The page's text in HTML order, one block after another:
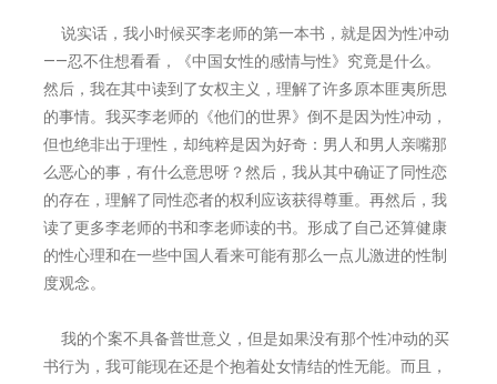
说实话，我小时候买李老师的第一本书，就是因为性冲动
——忍不住想看看，《中国女性的感情与性》究竟是什么。
然后，我在其中读到了女权主义，理解了许多原本匪夷所思
的事情。我买李老师的《他们的世界》倒不是因为性冲动，
但也绝非出于理性，却纯粹是因为好奇：男人和男人亲嘴那
么恶心的事，有什么意思呀？然后，我从其中确证了同性恋
的存在，理解了同性恋者的权利应该获得尊重。再然后，我
读了更多李老师的书和李老师读的书。形成了自己还算健康
的性心理和在一些中国人看来可能有那么一点儿激进的性制
度观念。
我的个案不具备普世意义，但是如果没有那个性冲动的买
书行为，我可能现在还是个抱着处女情结的性无能。而且，